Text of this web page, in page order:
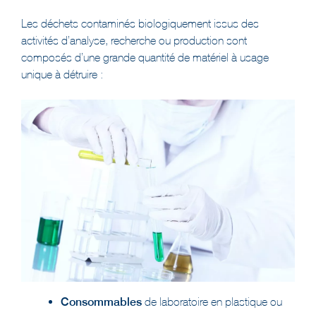
activités d’analyse, recherche ou production sont
composés d’une grande quantité de matériel à usage
unique à détruire :
Consommablesde laboratoire en plastique ou
en verre (boîtes de petri, tubes à essai, tubes de